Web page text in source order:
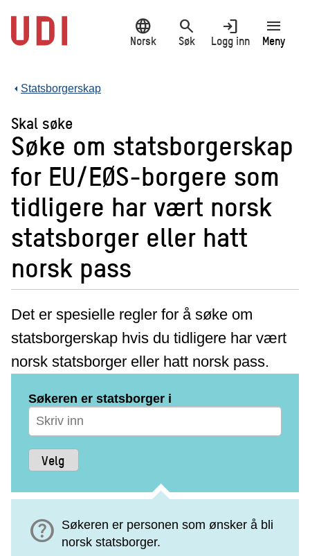
hovedinnhold
language
Norsk
search
Søk
login
Logg inn
menu
Meny
Statsborgerskap
Skal søke
Søke om statsborgerskap
for EU/EØS-borgere som
tidligere har vært norsk
statsborger eller hatt
norsk pass
Det er spesielle regler for å søke om
statsborgerskap hvis du tidligere har vært
norsk statsborger eller hatt norsk pass.
Søkeren er statsborger i
help Søkeren er personen som ønsker å bli
norsk statsborger.